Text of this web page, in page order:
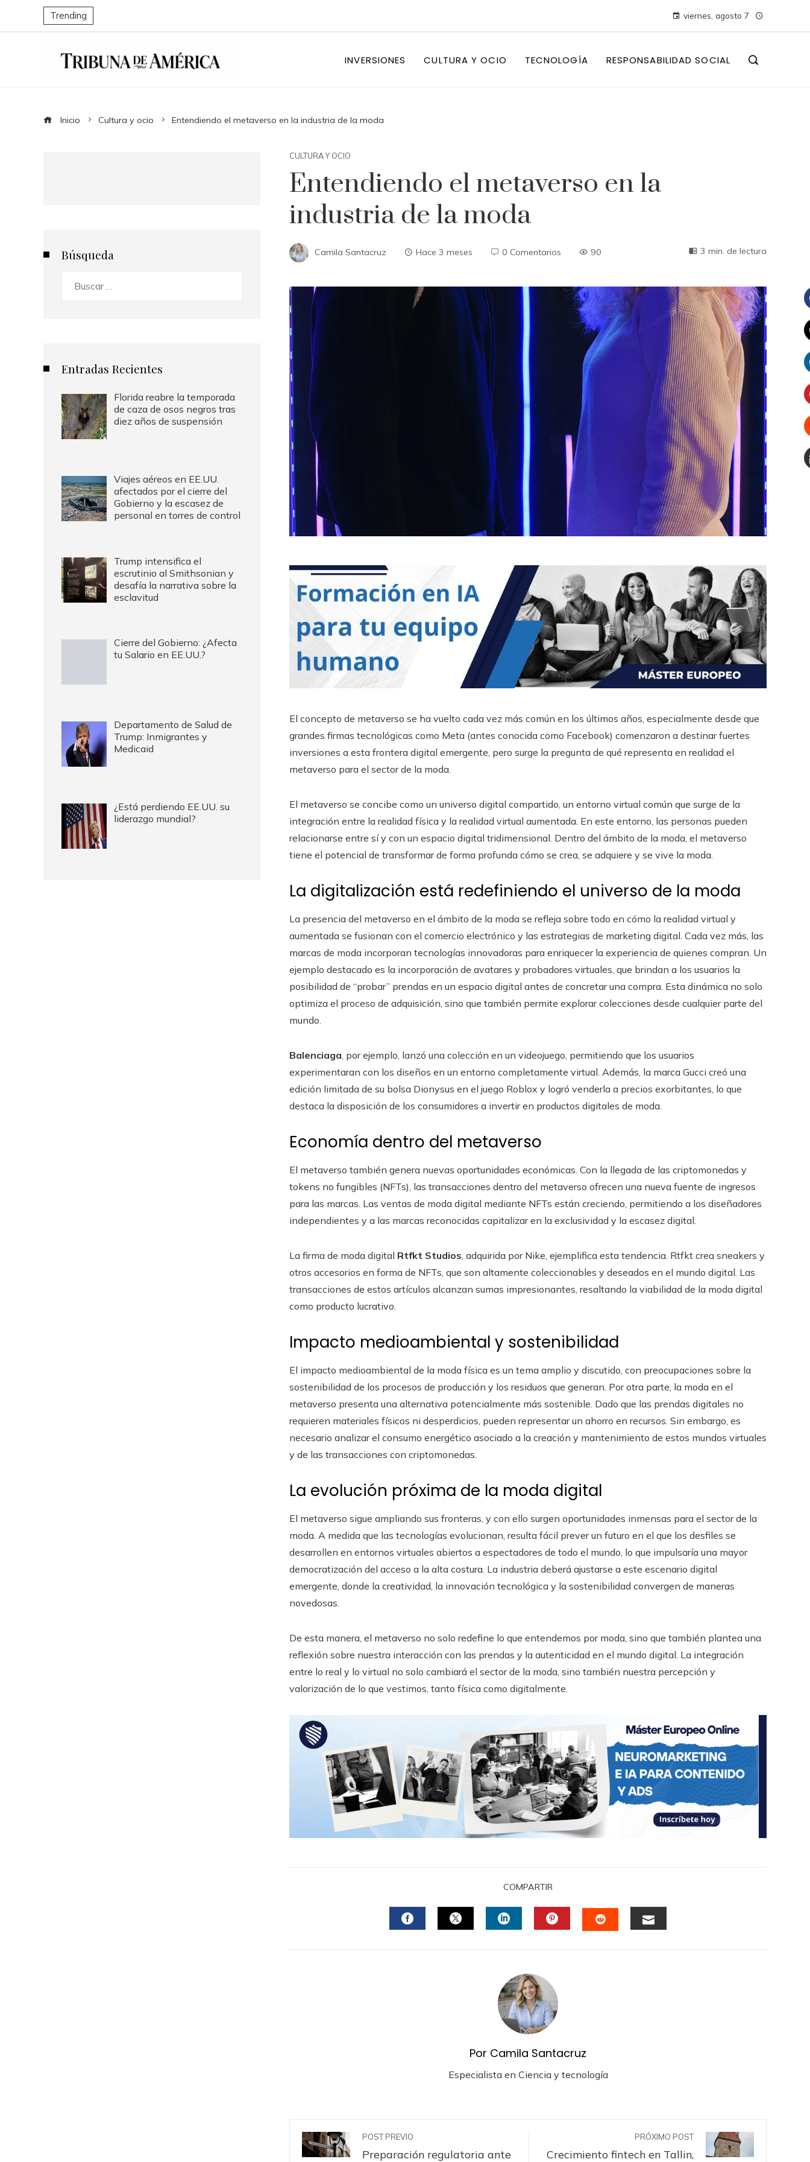
Trending viernes, agosto 7
INVERSIONES CULTURA Y OCIO TECNOLOGÍA RESPONSABILIDAD SOCIAL
Inicio Cultura y ocio Entendiendo el metaverso en la industria de la moda
CULTURA Y OCIO
Entendiendo el metaverso en la
industria de la moda
Camila Santacruz Hace 3 meses 0 Comentarios 90 3 min. de lectura
El concepto de metaverso se ha vuelto cada vez más común en los últimos años, especialmente desde que
grandes firmas tecnológicas como Meta (antes conocida como Facebook) comenzaron a destinar fuertes
inversiones a esta frontera digital emergente, pero surge la pregunta de qué representa en realidad el
metaverso para el sector de la moda.
El metaverso se concibe como un universo digital compartido, un entorno virtual común que surge de la
integración entre la realidad física y la realidad virtual aumentada. En este entorno, las personas pueden
relacionarse entre sí y con un espacio digital tridimensional. Dentro del ámbito de la moda, el metaverso
tiene el potencial de transformar de forma profunda cómo se crea, se adquiere y se vive la moda.
La digitalización está redefiniendo el universo de la moda
La presencia del metaverso en el ámbito de la moda se refleja sobre todo en cómo la realidad virtual y
aumentada se fusionan con el comercio electrónico y las estrategias de marketing digital. Cada vez más, las
marcas de moda incorporan tecnologías innovadoras para enriquecer la experiencia de quienes compran. Un
ejemplo destacado es la incorporación de avatares y probadores virtuales, que brindan a los usuarios la
posibilidad de “probar” prendas en un espacio digital antes de concretar una compra. Esta dinámica no solo
optimiza el proceso de adquisición, sino que también permite explorar colecciones desde cualquier parte del
mundo.
Balenciaga , por ejemplo, lanzó una colección en un videojuego, permitiendo que los usuarios
experimentaran con los diseños en un entorno completamente virtual. Además, la marca Gucci creó una
edición limitada de su bolsa Dionysus en el juego Roblox y logró venderla a precios exorbitantes, lo que
destaca la disposición de los consumidores a invertir en productos digitales de moda.
Economía dentro del metaverso
El metaverso también genera nuevas oportunidades económicas. Con la llegada de las criptomonedas y
tokens no fungibles (NFTs), las transacciones dentro del metaverso ofrecen una nueva fuente de ingresos
para las marcas. Las ventas de moda digital mediante NFTs están creciendo, permitiendo a los diseñadores
independientes y a las marcas reconocidas capitalizar en la exclusividad y la escasez digital.
La firma de moda digital Rtfkt Studios , adquirida por Nike, ejemplifica esta tendencia. Rtfkt crea sneakers y
otros accesorios en forma de NFTs, que son altamente coleccionables y deseados en el mundo digital. Las
transacciones de estos artículos alcanzan sumas impresionantes, resaltando la viabilidad de la moda digital
como producto lucrativo.
Impacto medioambiental y sostenibilidad
El impacto medioambiental de la moda física es un tema amplio y discutido, con preocupaciones sobre la
sostenibilidad de los procesos de producción y los residuos que generan. Por otra parte, la moda en el
metaverso presenta una alternativa potencialmente más sostenible. Dado que las prendas digitales no
requieren materiales físicos ni desperdicios, pueden representar un ahorro en recursos. Sin embargo, es
necesario analizar el consumo energético asociado a la creación y mantenimiento de estos mundos virtuales
y de las transacciones con criptomonedas.
La evolución próxima de la moda digital
El metaverso sigue ampliando sus fronteras, y con ello surgen oportunidades inmensas para el sector de la
moda. A medida que las tecnologías evolucionan, resulta fácil prever un futuro en el que los desfiles se
desarrollen en entornos virtuales abiertos a espectadores de todo el mundo, lo que impulsaría una mayor
democratización del acceso a la alta costura. La industria deberá ajustarse a este escenario digital
emergente, donde la creatividad, la innovación tecnológica y la sostenibilidad convergen de maneras
novedosas.
De esta manera, el metaverso no solo redefine lo que entendemos por moda, sino que también plantea una
reflexión sobre nuestra interacción con las prendas y la autenticidad en el mundo digital. La integración
entre lo real y lo virtual no solo cambiará el sector de la moda, sino también nuestra percepción y
valorización de lo que vestimos, tanto física como digitalmente.
COMPARTIR
Por Camila Santacruz
Especialista en Ciencia y tecnología
POST PREVIO
Preparación regulatoria ante
PRÓXIMO POST
Crecimiento fintech en Tallin,
Búsqueda
Entradas Recientes
Florida reabre la temporada
de caza de osos negros tras
diez años de suspensión
Viajes aéreos en EE.UU.
afectados por el cierre del
Gobierno y la escasez de
personal en torres de control
Trump intensifica el
escrutinio al Smithsonian y
desafía la narrativa sobre la
esclavitud
Cierre del Gobierno: ¿Afecta
tu Salario en EE.UU.?
Departamento de Salud de
Trump: Inmigrantes y
Medicaid
¿Está perdiendo EE.UU. su
liderazgo mundial?